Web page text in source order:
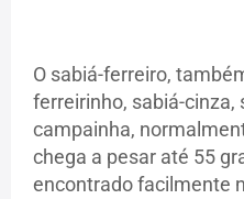
O sabiá-ferreiro,
ferreirinho, sabiá-cinza,
campainha,
chega a pesar até 55
encontrado facilmente